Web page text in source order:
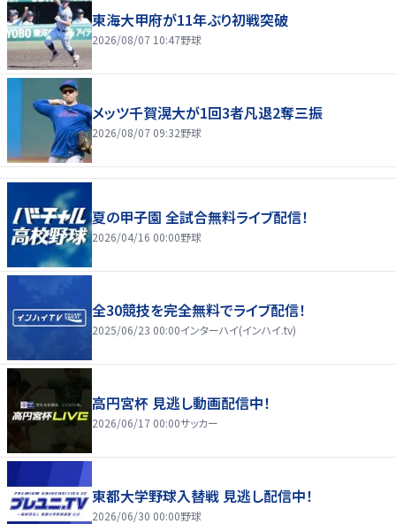
東海大甲府が11年ぶり初戦突破
2026/08/07 10:47野球
メッツ千賀滉大が1回3者凡退2奪三振
2026/08/07 09:32野球
夏の甲子園 全試合無料ライブ配信！
2026/04/16 00:00野球
全30競技を完全無料でライブ配信！
2025/06/23 00:00インターハイ(インハイ.tv)
高円宮杯 見逃し動画配信中！
2026/06/17 00:00サッカー
東都大学野球入替戦 見逃し配信中！
2026/06/30 00:00野球